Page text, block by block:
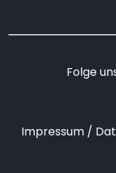
Folge
Impressum